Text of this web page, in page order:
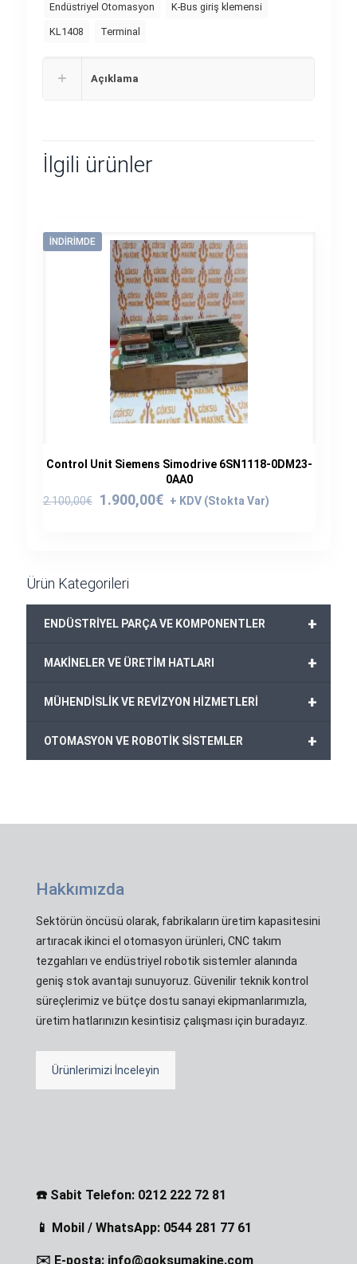
Endüstriyel Otomasyon K-Bus giriş klemensi
KL1408 Terminal
Açıklama
İlgili ürünler
İNDIRIMDE
Control Unit Siemens Simodrive 6SN1118-0DM23-
0AA0
2.100,00€
Orijinal
1.900,00€
Şu
Ürün Kategorileri
+
ENDÜSTRİYEL PARÇA VE KOMPONENTLER
+
MAKİNELER VE ÜRETİM HATLARI
+
MÜHENDİSLİK VE REVİZYON HİZMETLERİ
+
OTOMASYON VE ROBOTİK SİSTEMLER
Hakkımızda
Sektörün öncüsü olarak, fabrikaların üretim kapasitesini
artıracak ikinci el otomasyon ürünleri, CNC takım
tezgahları ve endüstriyel robotik sistemler alanında
geniş stok avantajı sunuyoruz. Güvenilir teknik kontrol
süreçlerimiz ve bütçe dostu sanayi ekipmanlarımızla,
üretim hatlarınızın kesintisiz çalışması için buradayız.
Ürünlerimizi İnceleyin
☎️ Sabit Telefon: 0212 222 72 81
📱 Mobil / WhatsApp: 0544 281 77 61
✉️ E-posta: info@goksumakine.com